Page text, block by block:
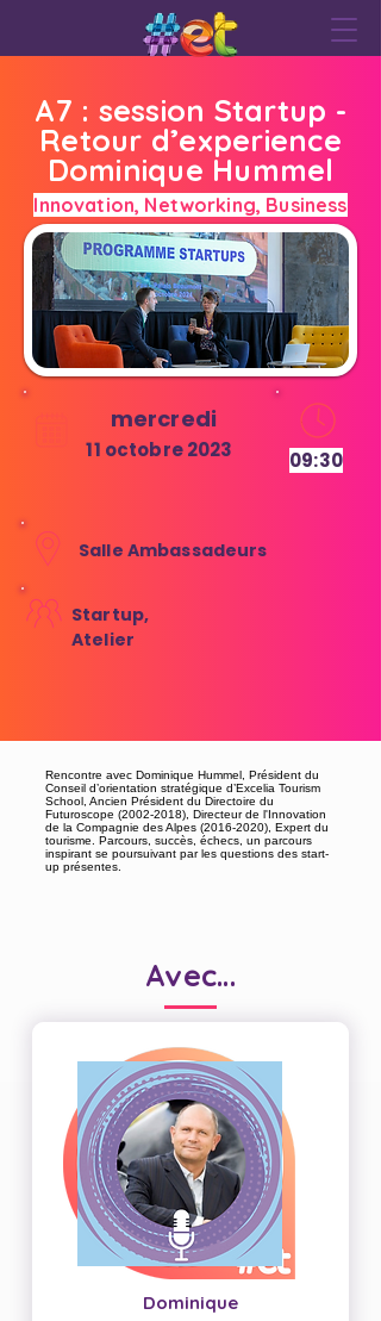
A7 : session Startup -
Retour d’experience
Dominique Hummel
Innovation, Networking, Business
mercredi
11 octobre 2023 09:30
Salle Ambassadeurs
Startup,
Atelier
Rencontre avec Dominique Hummel, Président du
Conseil d’orientation stratégique d’Excelia Tourism
School, Ancien Président du Directoire du
Futuroscope (2002-2018), Directeur de l'Innovation
de la Compagnie des Alpes (2016-2020), Expert du
tourisme. Parcours, succès, échecs, un parcours
inspirant se poursuivant par les questions des start-
up présentes.
Avec...
Dominique